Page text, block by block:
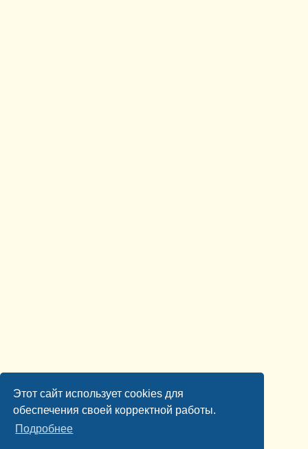
Этот сайт использует cookies для
обеспечения своей корректной работы.
Подробнее